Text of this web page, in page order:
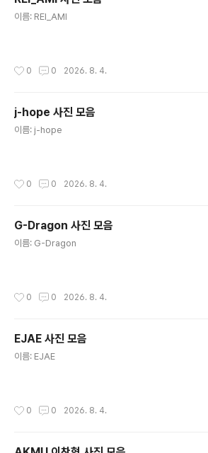
이름: REI_AMI
0 0 2026. 8. 4.
j-hope 사진 모음
이름: j-hope
0 0 2026. 8. 4.
G-Dragon 사진 모음
이름: G-Dragon
0 0 2026. 8. 4.
EJAE 사진 모음
이름: EJAE
0 0 2026. 8. 4.